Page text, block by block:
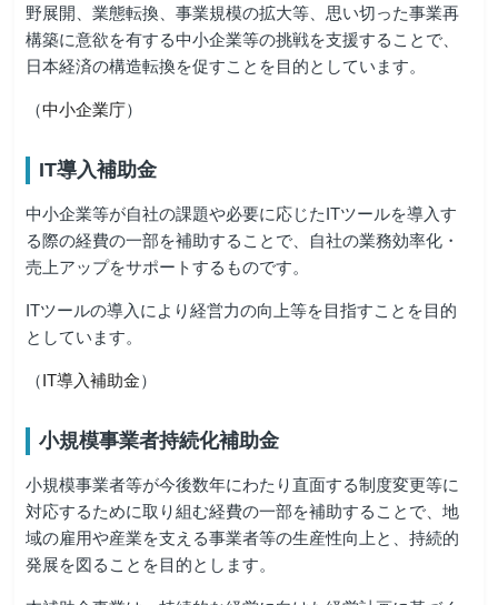
野展開、業態転換、事業規模の拡大等、思い切った事業再
構築に意欲を有する中小企業等の挑戦を支援することで、
日本経済の構造転換を促すことを目的としています。
（中小企業庁）
IT導入補助金
中小企業等が自社の課題や必要に応じたITツールを導入す
る際の経費の一部を補助することで、自社の業務効率化・
売上アップをサポートするものです。
ITツールの導入により経営力の向上等を目指すことを目的
としています。
（IT導入補助金）
小規模事業者持続化補助金
小規模事業者等が今後数年にわたり直面する制度変更等に
対応するために取り組む経費の一部を補助することで、地
域の雇用や産業を支える事業者等の生産性向上と、持続的
発展を図ることを目的とします。